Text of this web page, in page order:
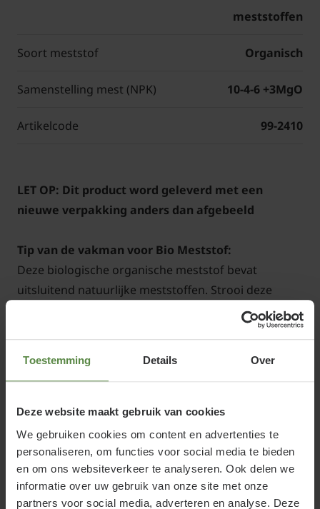
Toestemming Details Over
Deze website maakt gebruik van cookies
We gebruiken cookies om content en advertenties te
personaliseren, om functies voor social media te bieden
en om ons websiteverkeer te analyseren. Ook delen we
informatie over uw gebruik van onze site met onze
partners voor social media, adverteren en analyse. Deze
meststoffen
Soort meststof Organisch
Samenstelling mest (NPK) 10-4-6 +3MgO
Artikelcode 99-2410
LET OP: Dit product word geleverd met een
nieuwe verpakking anders dan afgebeeld
Tip van de vakman voor Bio Meststof:
Deze biologische organische meststof bevat
uitsluitend natuurlijke meststoffen. Strooi deze
biomest bij voorkeur aan het begin van het voorjaar
uit over de border of het gazon. Na een regenbui
Sproei na het strooien eventueel na met water zodat
gericht gebruikt worden voor een aantal planten.
Strooi deze meststof dan uit rondom de plant als
bemesting.
Geef eventueel een extra gift in juni-augustus.
Gebruik dan wel iets minder dan de aanbevolen